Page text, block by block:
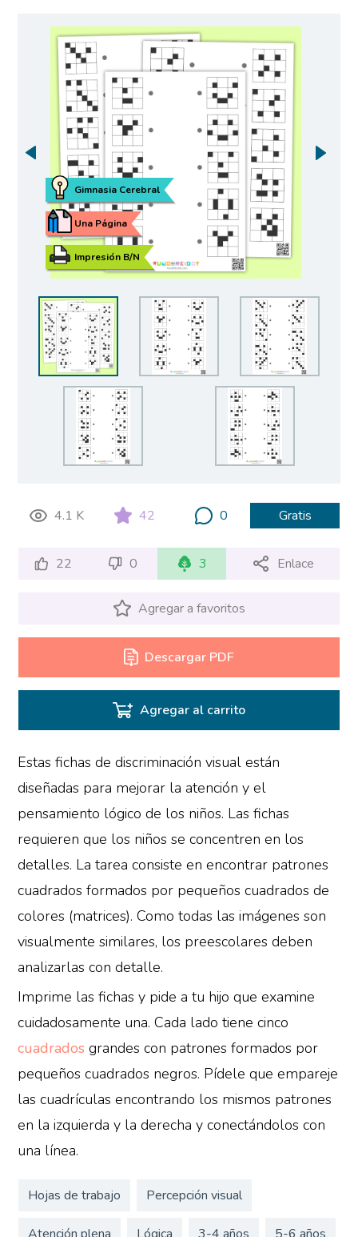
Impresión B/N
Una Página
Gimnasia Cerebral
4.1 K 42 0 Gratis
22 0 3 Enlace
Agregar a favoritos
Descargar PDF
Agregar al carrito
Estas fichas de discriminación visual están
diseñadas para mejorar la atención y el
pensamiento lógico de los niños. Las fichas
requieren que los niños se concentren en los
detalles. La tarea consiste en encontrar patrones
cuadrados formados por pequeños cuadrados de
colores (matrices). Como todas las imágenes son
visualmente similares, los preescolares deben
analizarlas con detalle.
Imprime las fichas y pide a tu hijo que examine
cuidadosamente una. Cada lado tiene cinco
cuadrados grandes con patrones formados por
pequeños cuadrados negros. Pídele que empareje
las cuadrículas encontrando los mismos patrones
en la izquierda y la derecha y conectándolos con
una línea.
Hojas de trabajo Percepción visual